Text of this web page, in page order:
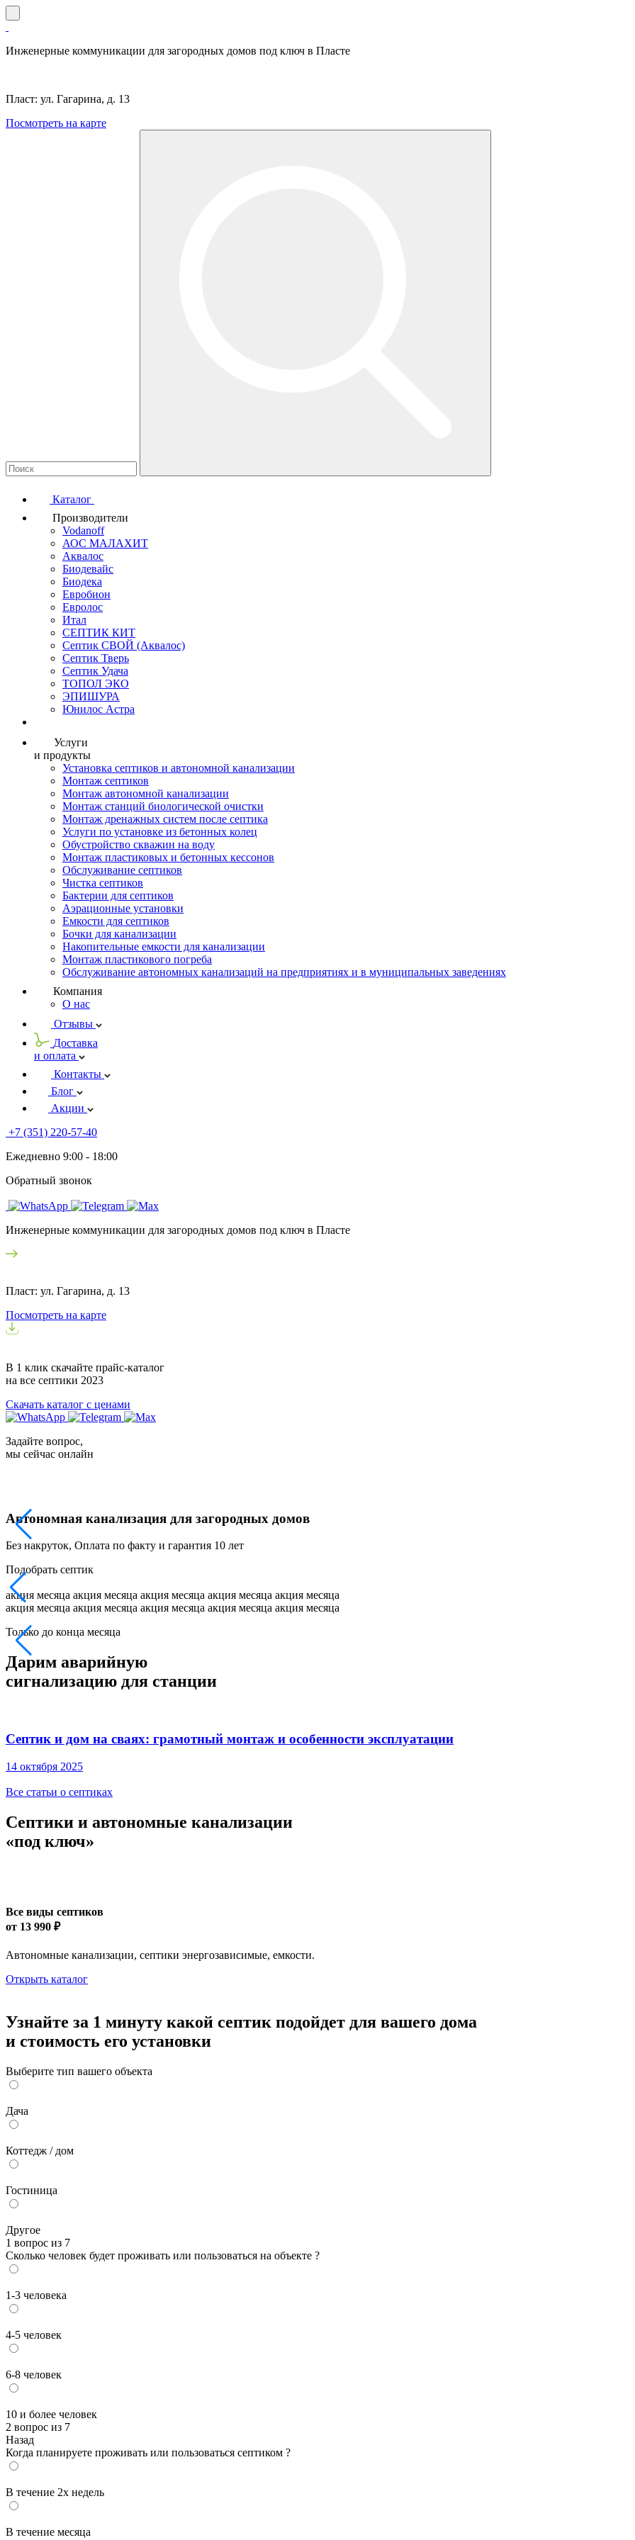
Инженерные коммуникации для загородных домов под ключ в Пласте
Пласт: ул. Гагарина, д. 13
Посмотреть на карте
Каталог
Производители
Vodanoff
АОС МАЛАХИТ
Аквалос
Биодевайс
Биодека
Евробион
Евролос
Итал
СЕПТИК КИТ
Септик СВОЙ (Аквалос)
Септик Тверь
Септик Удача
ТОПОЛ ЭКО
ЭПИШУРА
Юнилос Астра
Услуги
и продукты
Установка септиков и автономной канализации
Монтаж септиков
Монтаж автономной канализации
Монтаж станций биологической очистки
Монтаж дренажных систем после септика
Услуги по установке из бетонных колец
Обустройство скважин на воду
Монтаж пластиковых и бетонных кессонов
Обслуживание септиков
Чистка септиков
Бактерии для септиков
Аэрационные установки
Емкости для септиков
Бочки для канализации
Накопительные емкости для канализации
Монтаж пластикового погреба
Обслуживание автономных канализаций на предприятиях и в муниципальных заведениях
Компания
О нас
Отзывы
Доставка
и оплата
Контакты
Блог
Акции
+7 (351) 220-57-40
Ежедневно 9:00 - 18:00
Обратный звонок
Инженерные коммуникации для загородных домов под ключ в Пласте
Пласт: ул. Гагарина, д. 13
Посмотреть на карте
В 1 клик скачайте прайс-каталог
на все септики 2023
Скачать каталог с ценами
Задайте вопрос,
мы сейчас онлайн
Автономная канализация для загородных домов
Без накруток, Оплата по факту и гарантия 10 лет
Подобрать септик
акция месяца акция месяца акция месяца акция месяца акция месяца
акция месяца акция месяца акция месяца акция месяца акция месяца
Только до конца месяца
Дарим аварийную
сигнализацию для станции
Септик и дом на сваях: грамотный монтаж и особенности эксплуатации
14 октября 2025
Все статьи о септиках
Септики и автономные канализации
«под ключ»
Все виды септиков
от 13 990 ₽
Автономные канализации, септики энергозависимые, емкости.
Открыть каталог
Узнайте за 1 минуту какой септик подойдет для вашего дома
и стоимость его установки
Выберите тип вашего объекта
Дача
Коттедж / дом
Гостиница
Другое
1 вопрос из 7
Сколько человек будет проживать или пользоваться на объекте ?
1-3 человека
4-5 человек
6-8 человек
10 и более человек
2 вопрос из 7
Назад
Когда планируете проживать или пользоваться септиком ?
В течение 2х недель
В течение месяца